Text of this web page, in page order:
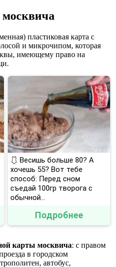
пластиковая карта с
и микрочипом, которая
имеющему право на
🩱 Весишь больше 80? А
хочешь 55? Вот тебе
способ: Перед сном
съедай 100гр творога с
обычной...
Подробнее
карты москвича: с правом
в городском
автобус,